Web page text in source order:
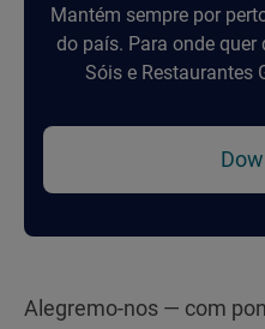
Mantém sempre por
do país. Para onde quer
Sóis e Restaurantes
Alegremo-nos — com